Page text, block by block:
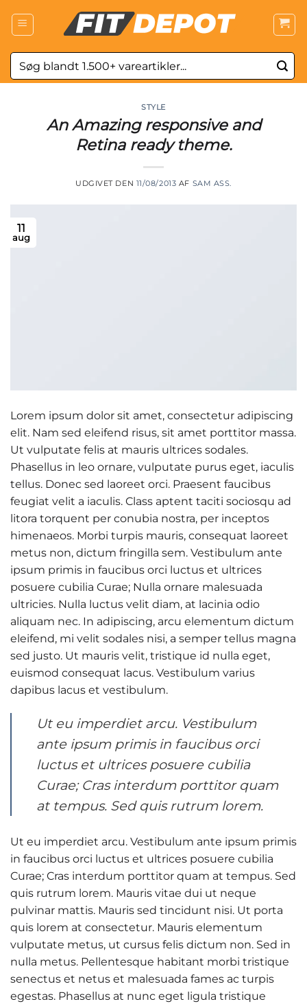
Søg
efter:
STYLE
An Amazing responsive and
Retina ready theme.
UDGIVET DEN 11/08/2013 AF SAM ASS.
11
aug
Lorem ipsum dolor sit amet, consectetur adipiscing
elit. Nam sed eleifend risus, sit amet porttitor massa.
Ut vulputate felis at mauris ultrices sodales.
Phasellus in leo ornare, vulputate purus eget, iaculis
tellus. Donec sed laoreet orci. Praesent faucibus
feugiat velit a iaculis. Class aptent taciti sociosqu ad
litora torquent per conubia nostra, per inceptos
himenaeos. Morbi turpis mauris, consequat laoreet
metus non, dictum fringilla sem. Vestibulum ante
ipsum primis in faucibus orci luctus et ultrices
posuere cubilia Curae; Nulla ornare malesuada
ultricies. Nulla luctus velit diam, at lacinia odio
aliquam nec. In adipiscing, arcu elementum dictum
eleifend, mi velit sodales nisi, a semper tellus magna
sed justo. Ut mauris velit, tristique id nulla eget,
euismod consequat lacus. Vestibulum varius
dapibus lacus et vestibulum.
Ut eu imperdiet arcu. Vestibulum
ante ipsum primis in faucibus orci
luctus et ultrices posuere cubilia
Curae; Cras interdum porttitor quam
at tempus. Sed quis rutrum lorem.
Ut eu imperdiet arcu. Vestibulum ante ipsum primis
in faucibus orci luctus et ultrices posuere cubilia
Curae; Cras interdum porttitor quam at tempus. Sed
quis rutrum lorem. Mauris vitae dui ut neque
pulvinar mattis. Mauris sed tincidunt nisi. Ut porta
quis lorem at consectetur. Mauris elementum
vulputate metus, ut cursus felis dictum non. Sed in
nulla metus. Pellentesque habitant morbi tristique
senectus et netus et malesuada fames ac turpis
egestas. Phasellus at nunc eget ligula tristique